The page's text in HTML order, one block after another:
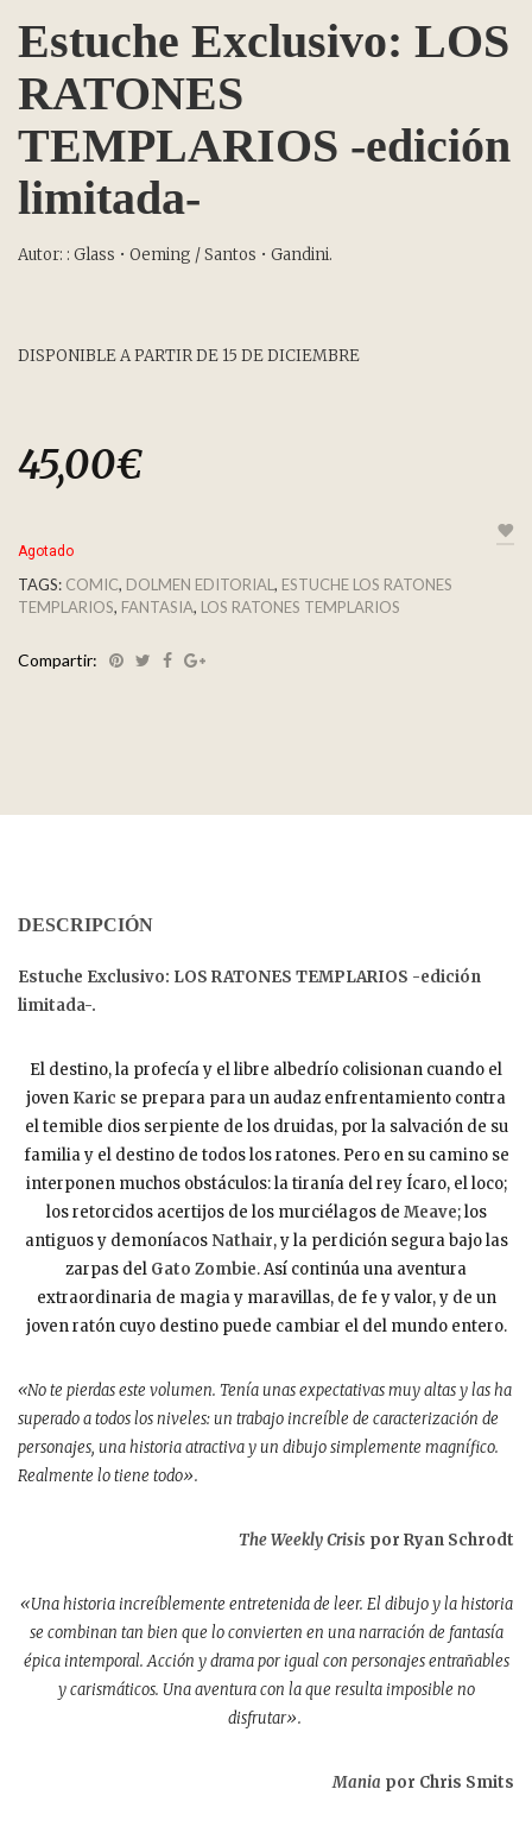
Estuche Exclusivo: LOS
RATONES
TEMPLARIOS -edición
limitada-
Autor: : Glass • Oeming / Santos • Gandini.
DISPONIBLE A PARTIR DE 15 DE DICIEMBRE
45,00€
Agotado
TAGS: COMIC, DOLMEN EDITORIAL , ESTUCHE LOS RATONES
TEMPLARIOS, FANTASIA, LOS RATONES TEMPLARIOS
Compartir:
DESCRIPCIÓN
Estuche Exclusivo: LOS RATONES TEMPLARIOS -edición
limitada-.
El destino, la profecía y el libre albedrío colisionan cuando el
joven Karic se prepara para un audaz enfrentamiento contra
el temible dios serpiente de los druidas, por la salvación de su
familia y el destino de todos los ratones. Pero en su camino se
interponen muchos obstáculos: la tiranía del rey Ícaro, el loco;
los retorcidos acertijos de los murciélagos de Meave; los
antiguos y demoníacosNathair, y la perdición segura bajo las
zarpas del Gato Zombie. Así continúa una aventura
extraordinaria de magia y maravillas, de fe y valor, y de un
joven ratón cuyo destino puede cambiar el del mundo entero.
«No te pierdas este volumen. Tenía unas expectativas muy altas y las ha
superado a todos los niveles: un trabajo increíble de caracterización de
personajes, una historia atractiva y un dibujo simplemente magnífico.
Realmente lo tiene todo».
The Weekly Crisis por Ryan Schrodt
«Una historia increíblemente entretenida de leer. El dibujo y la historia
se combinan tan bien que lo convierten en una narración de fantasía
épica intemporal. Acción y drama por igual con personajes entrañables
y carismáticos. Una aventura con la que resulta imposible no
disfrutar».
Mania por Chris Smits